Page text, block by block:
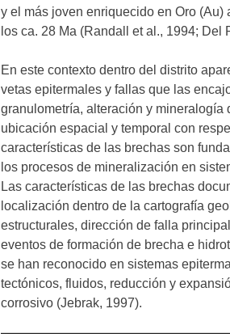
y el más joven enriquecido en Oro
los ca. 28 Ma (Randall et al., 1994; Del
En este contexto dentro del distrito
vetas epitermales y fallas que las
granulometría, alteración y
ubicación espacial y temporal con
características de las brechas son
los procesos de mineralización en
Las características de las brechas
localización dentro de la cartografía
estructurales, dirección de falla
eventos de formación de brecha e
se han reconocido en sistemas
tectónicos, fluidos, reducción y
corrosivo (Jebrak, 1997).